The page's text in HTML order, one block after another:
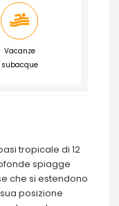
Vacanze
subacque
tropicale di 12
spiagge
che si estendono
posizione